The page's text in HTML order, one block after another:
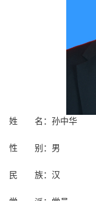
姓 名：孙中华
性 别：男
民 族：汉